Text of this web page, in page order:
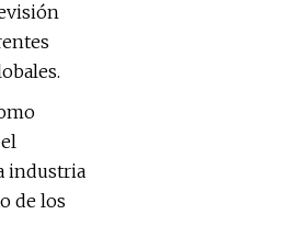
industria
de los